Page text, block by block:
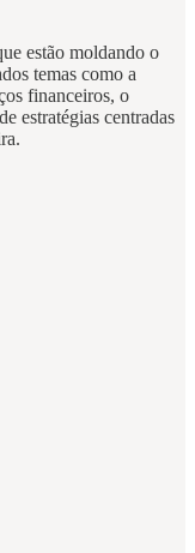
estão moldando o
temas como a
financeiros, o
estratégias centradas